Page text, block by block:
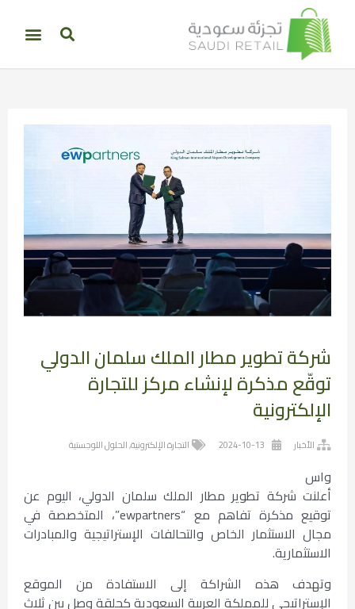
شركة تطوير مطار الملك سلمان الدولي
توقّع مذكرة لإنشاء مركز للتجارة
الإلكترونية
الأخبار 2024-10-13 التجارة الإلكترونية,الحلول اللوجستية
واس
أعلنت شركة تطوير مطار الملك سلمان الدولي، اليوم عن
توقيع مذكرة تفاهم مع “ewpartners”، المتخصصة في
مجال الاستثمار الخاص والتحالفات الإستراتيجية والمبادرات
الاستثمارية.
وتهدف هذه الشراكة إلى الاستفادة من الموقع
الإستراتيجي للمملكة العربية السعودية كحلقة وصل بين ثلاث